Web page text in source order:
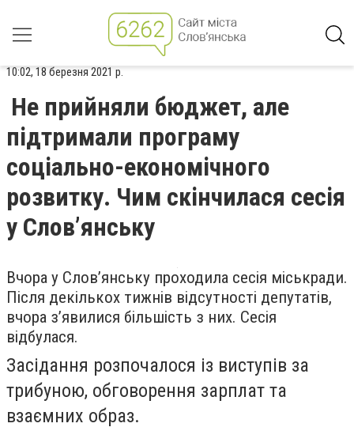
10:02, 18 березня 2021 р.
Не прийняли бюджет, але
підтримали програму
соціально-економічного
розвитку. Чим скінчилася сесія
у Слов’янську
Вчора у Слов’янську проходила сесія міськради.
Після декількох тижнів відсутності депутатів,
вчора з’явилися більшість з них. Сесія
відбулася.
Засідання розпочалося із виступів за
трибуною, обговорення зарплат та
взаємних образ.